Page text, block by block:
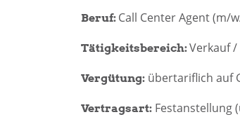
Beruf: Call Center Agent (m/
Tätigkeitsbereich:Verkauf
Vergütung: übertariflich auf
Vertragsart: Festanstellung